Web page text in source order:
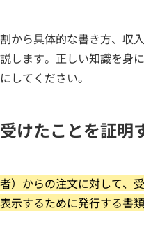
から具体的な書き方、収
します。正しい知識を身
してください。
けたことを証明
）からの注文に対して、
示するために発行する書